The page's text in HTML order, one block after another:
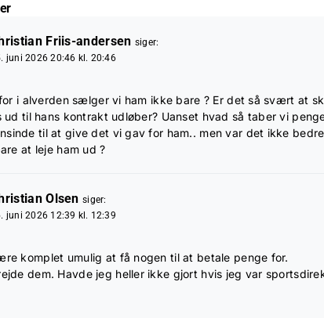
Friis-andersen siger:
juni 2026 20:46 kl. 20:46
i alverden sælger vi ham ikke bare ? Er det så svært at
ud til hans kontrakt udløber? Uanset hvad så taber vi
til at give det vi gav for ham.. men var det ikke
at leje ham ud ?
Olsen siger:
juni 2026 12:39 kl. 12:39
komplet umulig at få nogen til at betale penge for.
dem. Havde jeg heller ikke gjort hvis jeg var